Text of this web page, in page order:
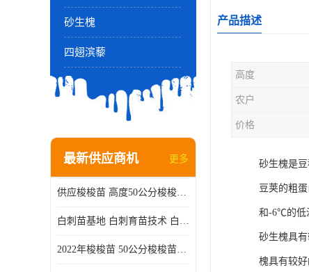
砂生槐
四翅滨藜
最新供应商机 更多
供应梭梭苗 高度50公分梭梭种苗基地 一手货源无中介
白刺苗基地 白刺育苗技术 白刺苗产地
2022年梭梭苗 50公分梭梭苗产地 沙漠绿化梭梭苗基地 提供技术
产品描述
高度
农户
价格
砂生槐是
豆荚的粗
和-6℃的低
砂生槐具
槐具有较